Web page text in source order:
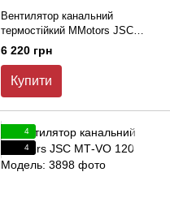
Вентилятор канальний
термостійкий MMotors JSC
VOK 150/120Т +150°С зі
зворотним клапаном
6 220 грн
Купити
4
4